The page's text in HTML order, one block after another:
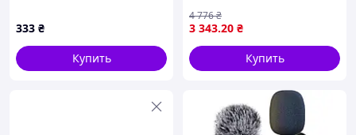
333 ₴
Купить
Беспроводная радио
микрофонная система,
мероприятий с базой
3 343.20 ₴
4 776₴
Купить